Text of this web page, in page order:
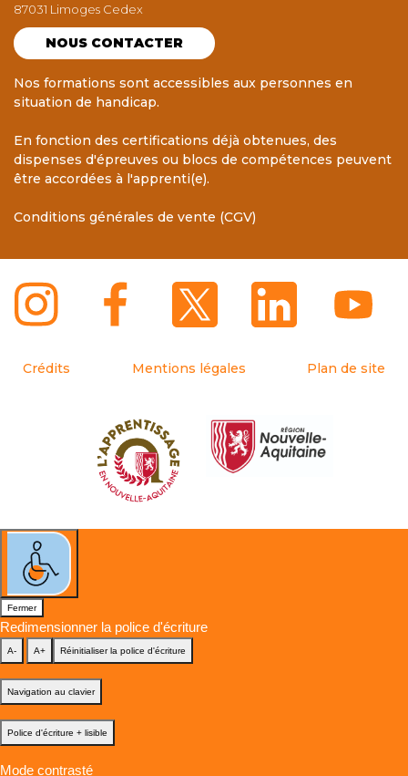
87031 Limoges Cedex
NOUS CONTACTER
Nos formations sont accessibles aux personnes en
situation de handicap.
En fonction des certifications déjà obtenues, des
dispenses d'épreuves ou blocs de compétences peuvent
être accordées à l'apprenti(e).
Conditions générales de vente (CGV)
Crédits Mentions légales Plan de site
Fermer
Redimensionner la police d'écriture
A- A+ Réinitialiser la police d'écriture
Navigation au clavier
Police d'écriture + lisible
Mode contrasté